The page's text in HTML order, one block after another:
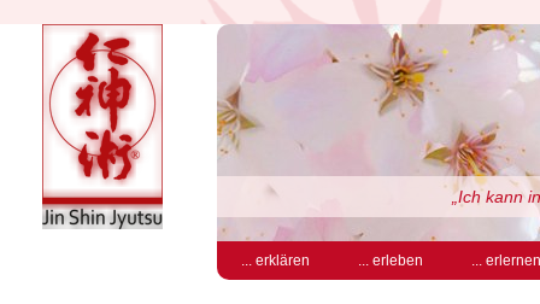
„Ich kann
... erklären ... erleben ... erlernen